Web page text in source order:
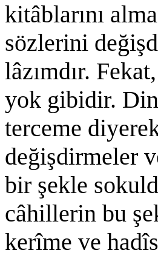
kitâblarını
sözlerini
lâzımdır.
yok gibidir.
terceme
değişdirmeler
bir şekle
câhillerin bu
kerîme ve